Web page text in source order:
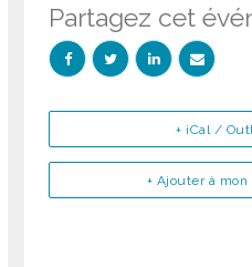
Partagez cet
+ Ajouter à
+ iCal /